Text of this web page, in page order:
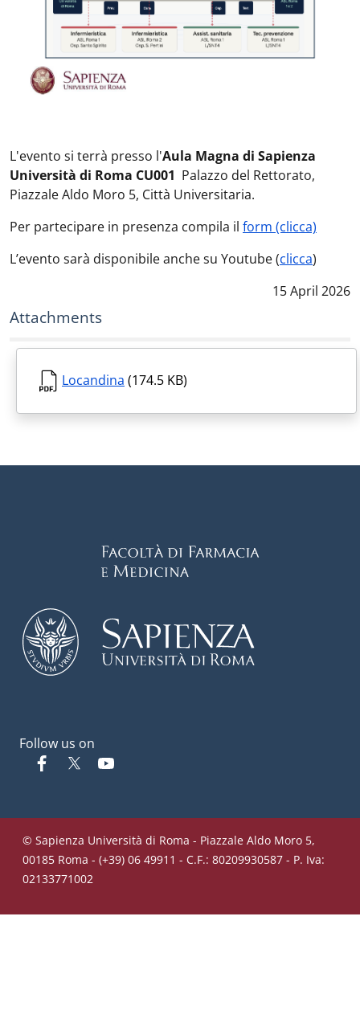
L'evento si terrà presso l'Aula Magna di Sapienza
Università di Roma CU001 Palazzo del Rettorato,
Piazzale Aldo Moro 5, Città Universitaria.
Per partecipare in presenza compila il form (clicca)
L’evento sarà disponibile anche su Youtube (clicca)
Data notizia
15 April 2026
Attachments
Locandina (174.5 KB)
Follow us on
Facebook
Twitter
© Sapienza Università di Roma - Piazzale Aldo Moro 5,
00185 Roma - (+39) 06 49911 - C.F.: 80209930587 - P. Iva:
02133771002